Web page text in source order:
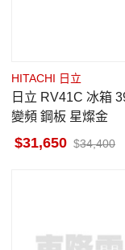
HITACHI 日立
日立 RV41C 冰箱 394L 三門
變頻 鋼板 星燦金
31,650 34,400